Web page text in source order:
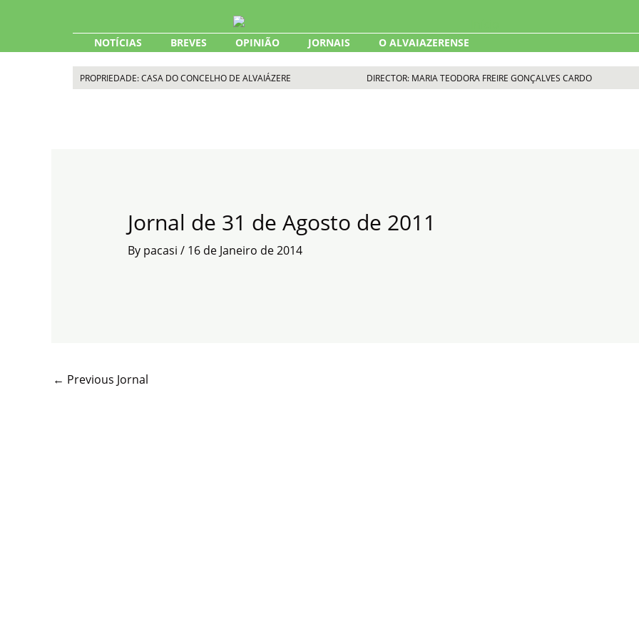
NOTÍCIAS BREVES OPINIÃO JORNAIS O ALVAIAZERENSE
PROPRIEDADE: CASA DO CONCELHO DE ALVAIÁZERE DIRECTOR: MARIA TEODORA FREIRE GONÇALVES CARDO
Jornal de 31 de Agosto de 2011
By pacasi / 16 de Janeiro de 2014
← Previous Jornal